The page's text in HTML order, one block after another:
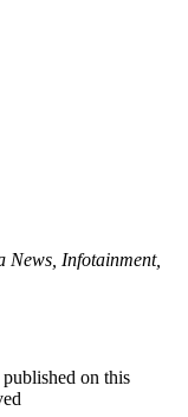
News, Infotainment,
on this